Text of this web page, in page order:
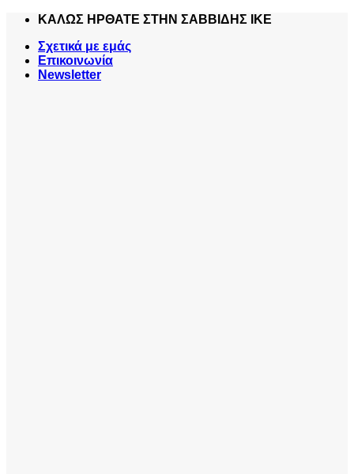
Skip
content
ΚΑΛΩΣ ΗΡΘΑΤΕ ΣΤΗΝ ΣΑΒΒΙΔΗΣ ΙΚΕ
Σχετικά με εμάς
Επικοινωνία
Newsletter